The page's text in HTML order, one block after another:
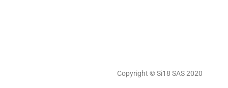
Copyright © Si18 SAS 2020